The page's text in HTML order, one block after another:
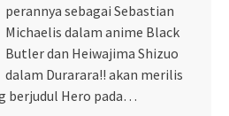
perannya sebagai Sebastian
Michaelis dalam anime Black
Butler dan Heiwajima Shizuo
dalam Durarara!! akan merilis
berjudul Hero pada…